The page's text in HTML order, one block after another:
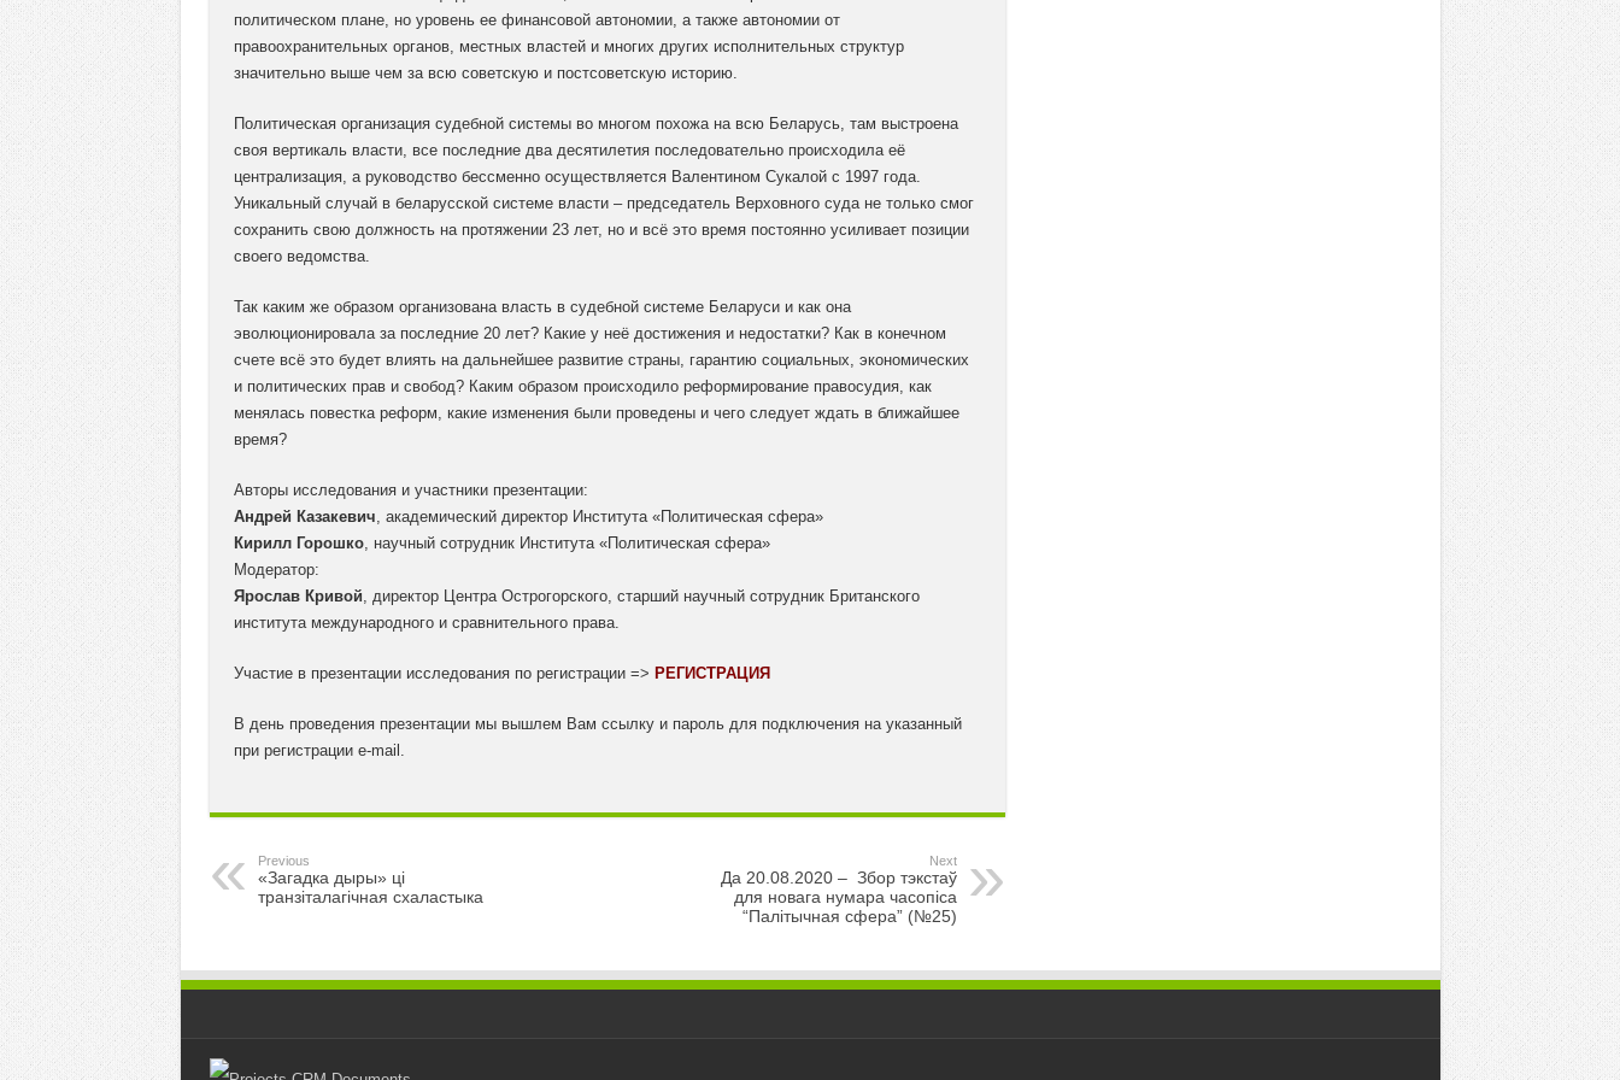
политическом плане, но уровень ее финансовой автономии, а также автономии от
правоохранительных органов, местных властей и многих других исполнительных структур
значительно выше чем за всю советскую и постсоветскую историю.
Политическая организация судебной системы во многом похожа на всю Беларусь, там выстроена
своя вертикаль власти, все последние два десятилетия последовательно происходила её
централизация, а руководство бессменно осуществляется Валентином Сукалой с 1997 года.
Уникальный случай в беларусской системе власти – председатель Верховного суда не только смог
сохранить свою должность на протяжении 23 лет, но и всё это время постоянно усиливает позиции
своего ведомства.
Так каким же образом организована власть в судебной системе Беларуси и как она
эволюционировала за последние 20 лет? Какие у неё достижения и недостатки? Как в конечном
счете всё это будет влиять на дальнейшее развитие страны, гарантию социальных, экономических
и политических прав и свобод? Каким образом происходило реформирование правосудия, как
менялась повестка реформ, какие изменения были проведены и чего следует ждать в ближайшее
время?
Авторы исследования и участники презентации:
Андрей Казакевич, академический директор Института «Политическая сфера»
Кирилл Горошко, научный сотрудник Института «Политическая сфера»
Модератор:
Ярослав Кривой, директор Центра Острогорского, старший научный сотрудник Британского
института международного и сравнительного права.
Участие в презентации исследования по регистрации => РЕГИСТРАЦИЯ
В день проведения презентации мы вышлем Вам ссылку и пароль для подключения на указанный
при регистрации e-mail.
Previous
«Загадка дыры» ці
транзіталагічная схаластыка
Next
Да 20.08.2020 – Збор тэкстаў
для новага нумара часопіса
“Палітычная сфера” (№25)